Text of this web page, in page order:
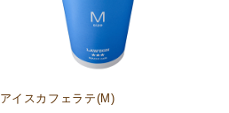
アイスカフェラテ(M)